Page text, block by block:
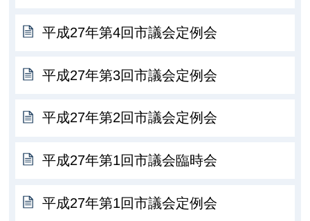
平成27年第4回市議会定例会
平成27年第3回市議会定例会
平成27年第2回市議会定例会
平成27年第1回市議会臨時会
平成27年第1回市議会定例会